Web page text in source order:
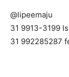
@lipeemaju
31 9913-3199
31 992285287